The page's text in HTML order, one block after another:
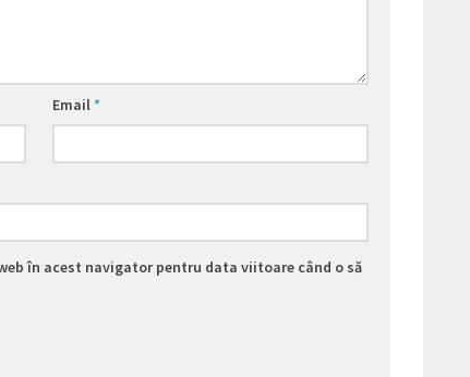
Email*
în acest navigator pentru data viitoare când o să